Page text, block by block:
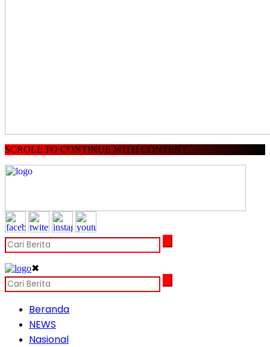
SCROLL TO CONTINUE WITH CONTENT
✖
Beranda
NEWS
Nasional